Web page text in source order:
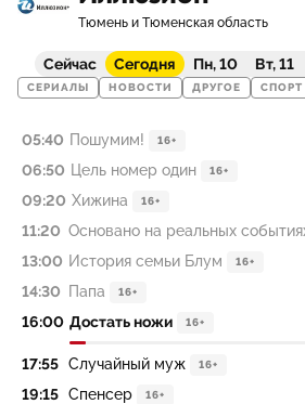
Тюмень и Тюменская область
Сейчас Сегодня Пн, 10 Вт, 11
СЕРИАЛЫ НОВОСТИ ДРУГОЕ СПОРТ
05:40 Пошумим! 16+
06:50 Цель номер один 16+
09:20 Хижина 16+
11:20 Основано на реальных
13:00 История семьи Блум 16+
14:30 Папа 16+
16:00 Достать ножи 16+
17:55 Случайный муж 16+
19:15 Спенсер 16+